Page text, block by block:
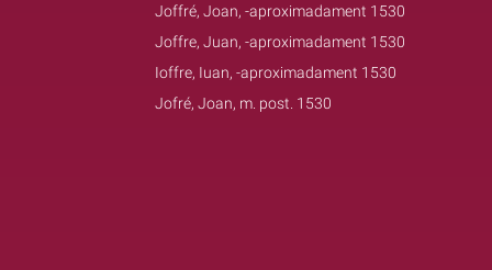
Joffré, Joan, -aproximadament 1530
Joffre, Juan, -aproximadament 1530
Ioffre, Iuan, -aproximadament 1530
Jofré, Joan, m. post. 1530